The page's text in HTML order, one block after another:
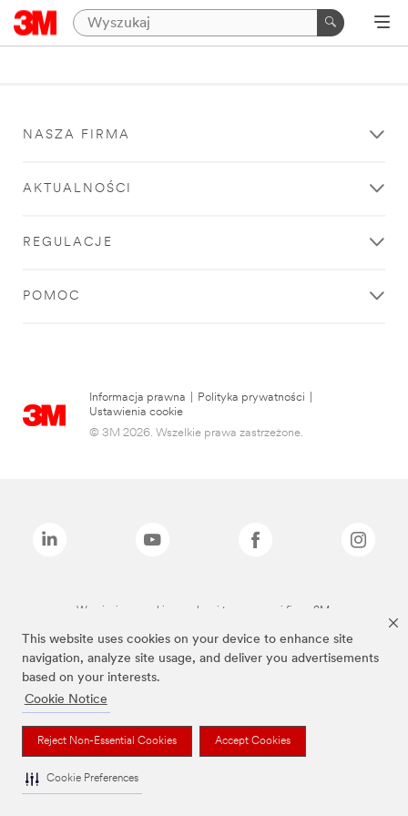
This website uses cookies on your device to enhance site
navigation, analyze site usage, and deliver you advertisements
based on your interests.
Cookie Notice
Reject Non-Essential Cookies Accept Cookies
Cookie Preferences
NASZA FIRMA
AKTUALNOŚCI
REGULACJE
POMOC
Informacja prawna Polityka prywatności
Ustawienia cookie
© 3M 2026. Wszelkie prawa zastrzeżone.
Wymienione marki są znakami towarowymi firmy 3M.